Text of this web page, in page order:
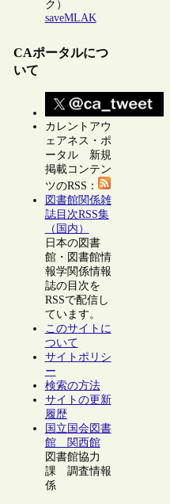
ク）
saveMLAK
CAポータルにつ
いて
カレントアウ
ェアネス・ポ
ータル 新規
掲載コンテン
ツのRSS：
図書館関係雑
誌目次RSS集
（国内）
日本の図書
館・図書館情
報学関係情報
誌の目次を
RSSで配信し
ています。
このサイトに
ついて
サイトポリシ
ー
検索の方法
サイトの更新
履歴
国立国会図書
館 関西館
図書館協力
課 調査情報
係